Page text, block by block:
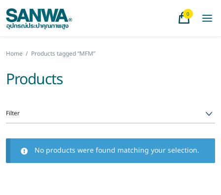
0
Home / Products tagged “MFM”
Products
Filter
No products were found matching your selection.